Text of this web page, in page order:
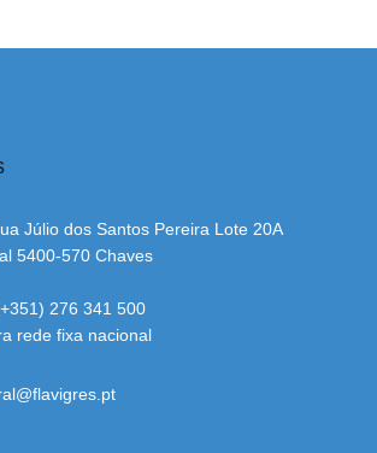
Júlio dos Santos Pereira Lote 20A
5400-570 Chaves
276 341 500
rede fixa nacional